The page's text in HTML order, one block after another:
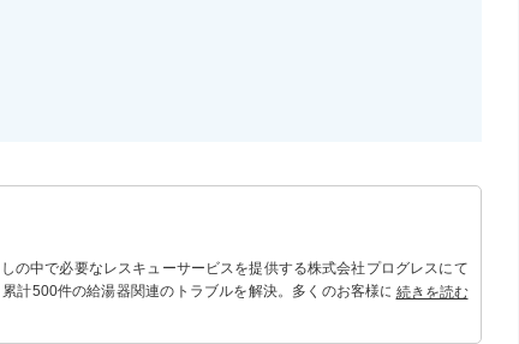
中で必要なレスキューサービスを提供する株式会社プログレスにて
計500件の給湯器関連のトラブルを解決。多くのお客様に信頼される
続きを読む